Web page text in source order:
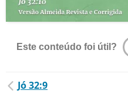
Este conteúdo foi útil?
Jó 32:9